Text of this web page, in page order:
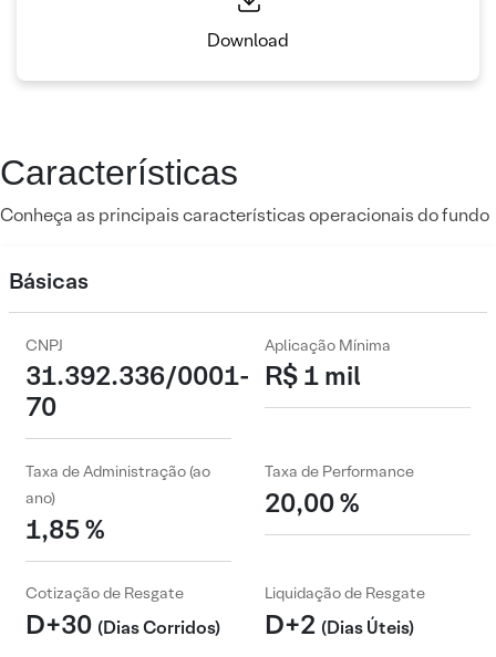
Download
Características
Conheça as principais características operacionais do fundo
Básicas
CNPJ
31.392.336/0001-
70
Aplicação Mínima
R$ 1 mil
Taxa de Administração (ao
ano)
1,85 %
Taxa de Performance
20,00 %
Cotização de Resgate
D+30 (Dias Corridos)
Liquidação de Resgate
D+2 (Dias Úteis)